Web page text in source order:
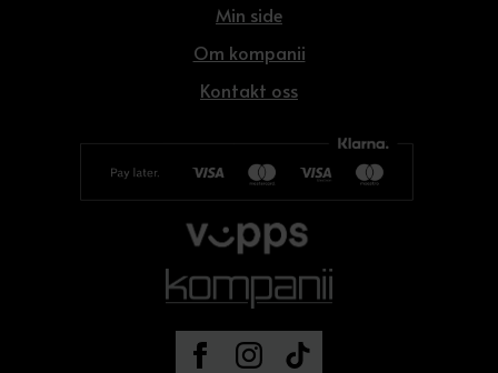
Min side
Om kompanii
Kontakt oss